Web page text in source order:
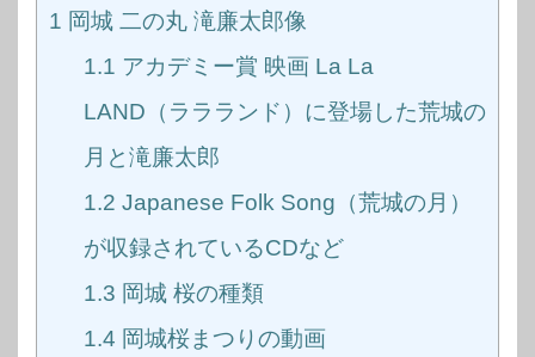
1 岡城 二の丸 滝廉太郎像
1.1 アカデミー賞 映画 La La
LAND（ララランド）に登場した荒城の
月と滝廉太郎
1.2 Japanese Folk Song（荒城の月）
が収録されているCDなど
1.3 岡城 桜の種類
1.4 岡城桜まつりの動画